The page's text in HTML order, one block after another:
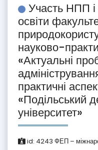
Участь НПП і
освіти
науково-
«Актуальні
практичні
«Подільський
університет»
id: 4243 ФЕП –